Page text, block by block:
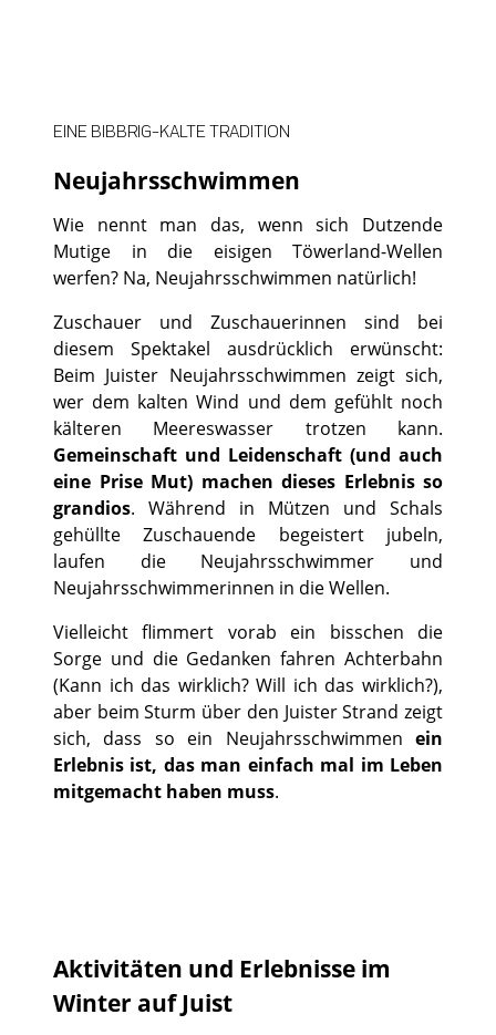
Neujahrsschwimmen
EINE BIBBRIG-KALTE TRADITION
Wie nennt man das, wenn sich Dutzende
Mutige in die eisigen Töwerland-Wellen
werfen? Na, Neujahrsschwimmen natürlich!
Zuschauer und Zuschauerinnen sind bei
diesem Spektakel ausdrücklich erwünscht:
Beim Juister Neujahrsschwimmen zeigt sich,
wer dem kalten Wind und dem gefühlt noch
kälteren Meereswasser trotzen kann.
Gemeinschaft und Leidenschaft (und auch
eine Prise Mut) machen dieses Erlebnis so
grandios. Während in Mützen und Schals
gehüllte Zuschauende begeistert jubeln,
laufen die Neujahrsschwimmer und
Neujahrsschwimmerinnen in die Wellen.
Vielleicht flimmert vorab ein bisschen die
Sorge und die Gedanken fahren Achterbahn
(Kann ich das wirklich? Will ich das wirklich?),
aber beim Sturm über den Juister Strand zeigt
sich, dass so ein Neujahrsschwimmen ein
Erlebnis ist, das man einfach mal im Leben
mitgemacht haben muss.
Aktivitäten und Erlebnisse im
Winter auf Juist